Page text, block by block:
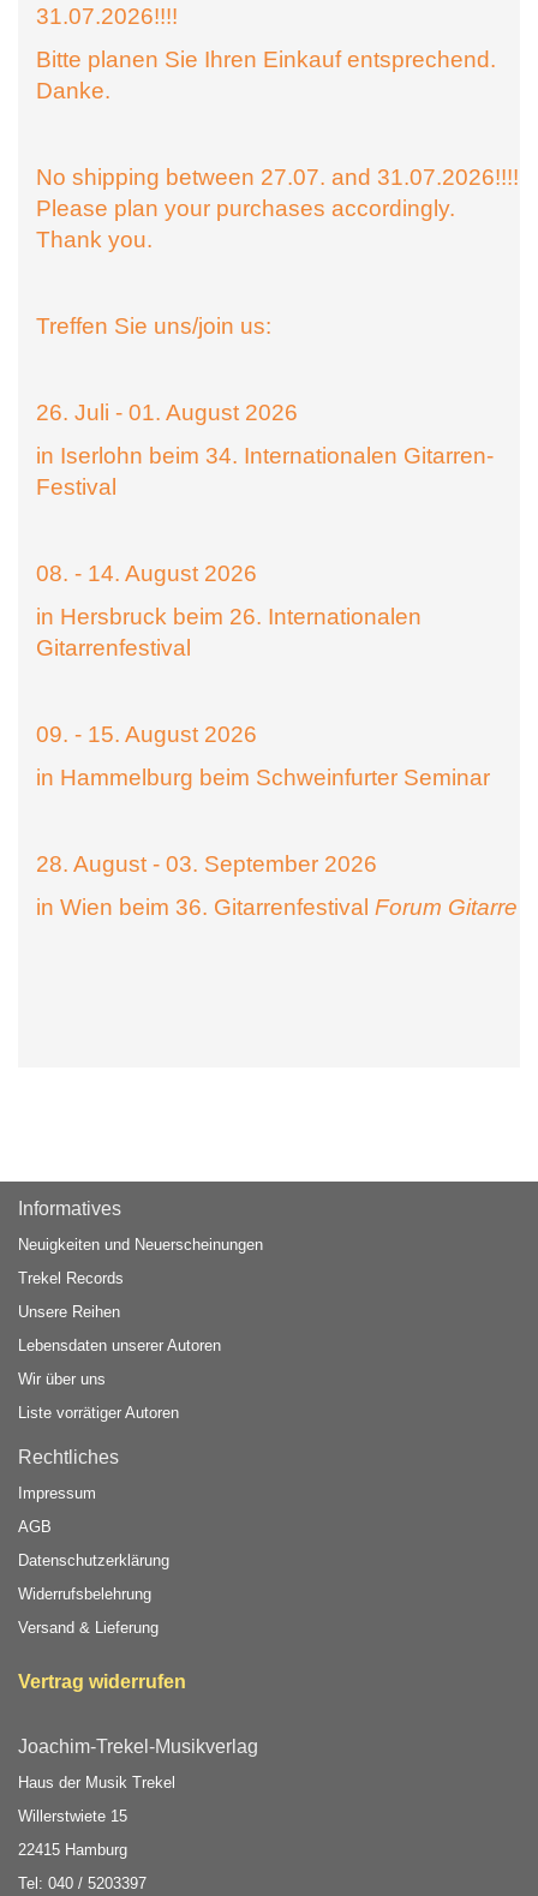
31.07.2026!!!!
Bitte planen Sie Ihren Einkauf entsprechend.
Danke.
No shipping between 27.07. and 31.07.2026!!!!
Please plan your purchases accordingly.
Thank you.
Treffen Sie uns/join us:
26. Juli - 01. August 2026
in Iserlohn beim 34. Internationalen Gitarren-
Festival
08. - 14. August 2026
in Hersbruck beim 26. Internationalen
Gitarrenfestival
09. - 15. August 2026
in Hammelburg beim Schweinfurter Seminar
28. August - 03. September 2026
in Wien beim 36. Gitarrenfestival Forum Gitarre
Informatives
Neuigkeiten und Neuerscheinungen
Trekel Records
Unsere Reihen
Lebensdaten unserer Autoren
Wir über uns
Liste vorrätiger Autoren
Rechtliches
Impressum
AGB
Datenschutzerklärung
Widerrufsbelehrung
Versand & Lieferung
Vertrag widerrufen
Joachim-Trekel-Musikverlag
Haus der Musik Trekel
Willerstwiete 15
22415 Hamburg
Tel: 040 / 5203397